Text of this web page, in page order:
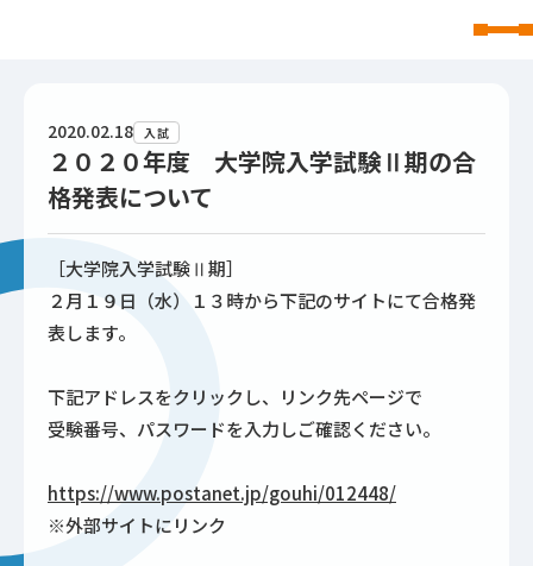
2020.02.18 入試
２０２０年度 大学院入学試験Ⅱ期の合
格発表について
［大学院入学試験Ⅱ期］
２月１９日（水）１３時から下記のサイトにて合格発
表します。
下記アドレスをクリックし、リンク先ページで
受験番号、パスワードを入力しご確認ください。
https://www.postanet.jp/gouhi/012448/
※外部サイトにリンク